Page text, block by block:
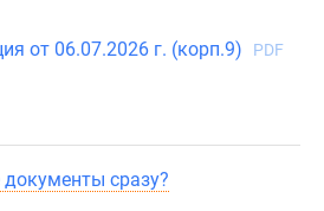
от 06.07.2026 г. (корп.9)
PDF
документы сразу?